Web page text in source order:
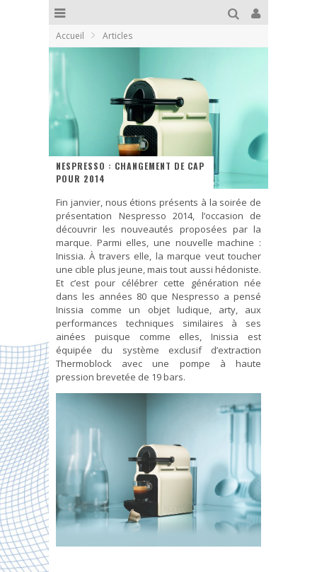
Accueil Articles
NESPRESSO : CHANGEMENT DE CAP
POUR 2014
Fin janvier, nous étions présents à la soirée de
présentation Nespresso 2014, l’occasion de
découvrir les nouveautés proposées par la
marque. Parmi elles, une nouvelle machine :
Inissia. À travers elle, la marque veut toucher
une cible plus jeune, mais tout aussi hédoniste.
Et c’est pour célébrer cette génération née
dans les années 80 que Nespresso a pensé
Inissia comme un objet ludique, arty, aux
performances techniques similaires à ses
ainées puisque comme elles, Inissia est
équipée du système exclusif d’extraction
Thermoblock avec une pompe à haute
pression brevetée de 19 bars.